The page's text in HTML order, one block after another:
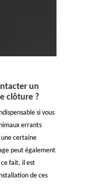
un
clôture ?
si vous
errants
certaine
peut également
fait, il est
de ces